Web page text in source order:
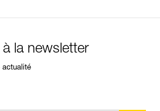
la newsletter
actualité